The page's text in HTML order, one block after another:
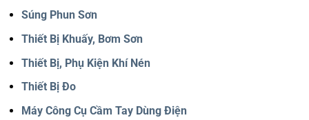
Súng Phun Sơn
Thiết Bị Khuấy, Bơm Sơn
Thiết Bị, Phụ Kiện Khí Nén
Thiết Bị Đo
Máy Công Cụ Cầm Tay Dùng Điện